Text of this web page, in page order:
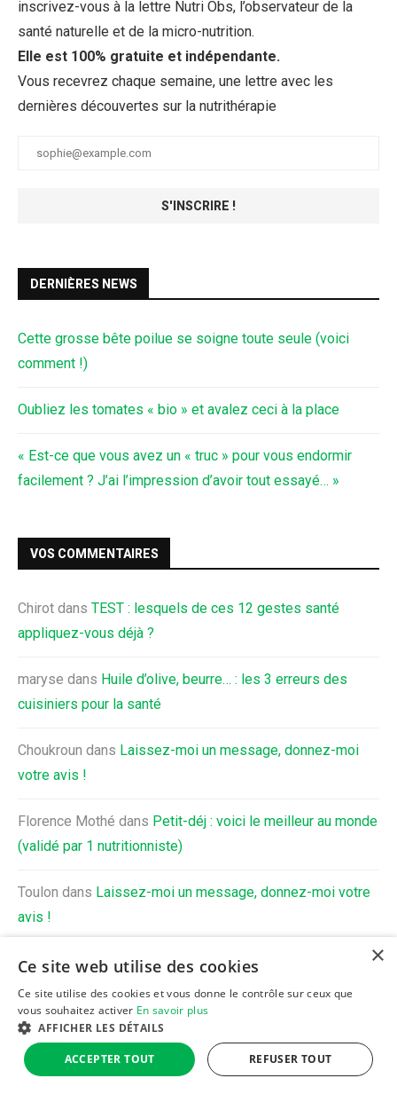
inscrivez-vous à la lettre Nutri Obs, l’observateur de la
santé naturelle et de la micro-nutrition.
Elle est 100% gratuite et indépendante.
Vous recevrez chaque semaine, une lettre avec les
dernières découvertes sur la nutrithérapie
DERNIÈRES NEWS
Cette grosse bête poilue se soigne toute seule (voici
comment !)
Oubliez les tomates « bio » et avalez ceci à la place
« Est-ce que vous avez un « truc » pour vous endormir
facilement ? J’ai l’impression d’avoir tout essayé… »
VOS COMMENTAIRES
Chirot dans TEST : lesquels de ces 12 gestes santé
appliquez-vous déjà ?
maryse dans Huile d’olive, beurre… : les 3 erreurs des
cuisiniers pour la santé
Choukroun dans Laissez-moi un message, donnez-moi
votre avis !
Florence Mothé dans Petit-déj : voici le meilleur au monde
(validé par 1 nutritionniste)
Toulon dans Laissez-moi un message, donnez-moi votre
avis !
Qui est Benoit Dauriac ?
Laissez-moi un message, votre avis !
Politique de confidentialité
×
Ce site web utilise des cookies
Ce site utilise des cookies et vous donne le contrôle sur ceux que
vous souhaitez activer En savoir plus
AFFICHER LES DÉTAILS
ACCEPTER TOUT REFUSER TOUT